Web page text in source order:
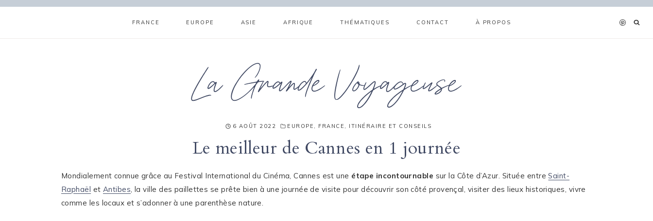
Aller
FRANCE EUROPE ASIE AFRIQUE THÉMATIQUES CONTACT À PROPOS
La Grande Voyageuse
6 AOÛT 2022 EUROPE , FRANCE , ITINÉRAIRE ET CONSEILS
Le meilleur de Cannes en 1 journée
Mondialement connue grâce au Festival International du Cinéma, Cannes est une étape incontournable sur la Côte d’Azur. Située entreSaint-
Raphaël et Antibes, la ville des paillettes se prête bien à une journée de visite pour découvrir son côté provençal, visiter des lieux historiques, vivre
comme les locaux et s’adonner à une parenthèse nature.